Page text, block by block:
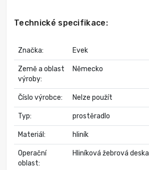
Technické specifikace:
Značka: Evek
Země a oblast
výroby:
Německo
Číslo výrobce: Nelze použít
Typ: prostěradlo
Materiál: hliník
Operační
oblast:
Hliníková žebrová deska